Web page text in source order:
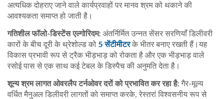
अत्यधिक दोहराए जाने वाले कार्यप्रवाहों पर मानव श्रम को थकाने की
आवश्यकता समाप्त हो जाती है।
गतिशील फॉलो-डिस्टेंस एल्गोरिदम: अंतर्निर्मित उन्नत सेंसर सरणियाँ डिलीवरी
कारों के बीच दूरी के थ्रेशोल्ड को 5 सेंटीमीटरके भीतर बनाए रखती हैं।यह
विकास प्रभावी रूप से ट्रैक भीड़भाड़ को रोकता है और एक भीड़भाड़ वाले
रसोई पास से एक साथ कई टेबल के डिस्पैच की अनुमति देता है।
शून्य श्रम लागत ओवरलैप टर्नओवर दरों को प्रभावित कर रहा है: गैर-मूल्य
वर्धित मैनुअल डिलीवरी लागतों को समाप्त करके, रेस्तरां विश्वसनीय रूप से